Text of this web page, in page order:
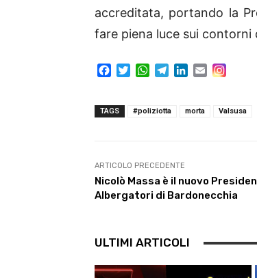
accreditata, portando la
fare piena luce sui contorni
e
k
t
W
t
p
e
m
k
E
TAGS #poliziotta morta Valsusa
ARTICOLO PRECEDENTE
Nicolò Massa è il nuovo
Albergatori di Bardonecchia
ULTIMI ARTICOLI